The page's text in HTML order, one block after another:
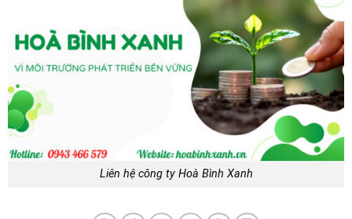
Liên hệ công ty Hoà Bình Xanh